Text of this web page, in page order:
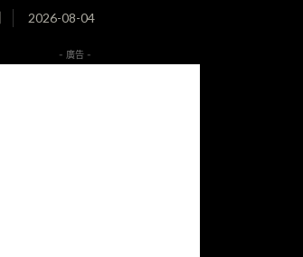
2026-08-04
- 廣告 -